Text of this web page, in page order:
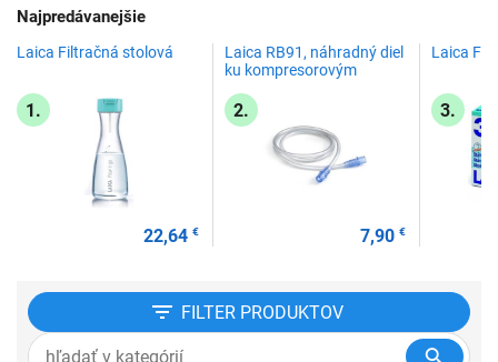
Najpredávanejšie
1.
Laica Filtračná stolová
22,64 €
2.
Laica RB91, náhradný diel
ku kompresorovým
7,90€
3.
Laica
FILTER PRODUKTOV